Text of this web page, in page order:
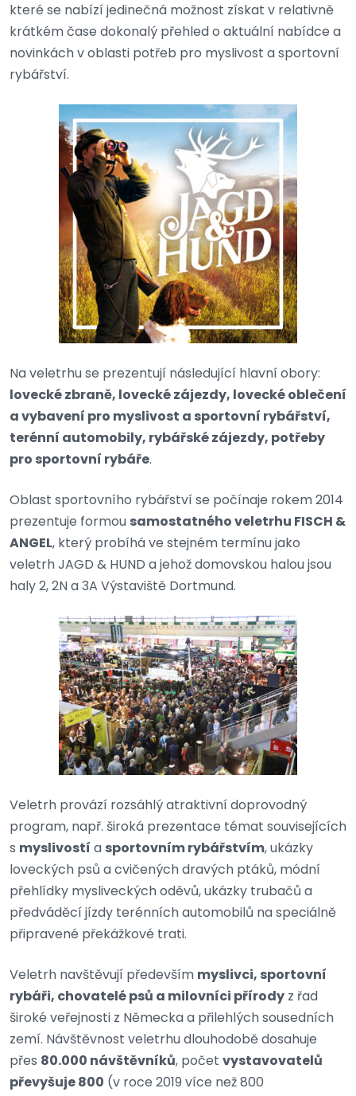
které se nabízí jedinečná možnost získat v relativně
krátkém čase dokonalý přehled o aktuální nabídce a
novinkách v oblasti potřeb pro myslivost a sportovní
rybářství.
Na veletrhu se prezentují následující hlavní obory:
lovecké zbraně, lovecké zájezdy, lovecké oblečení
a vybavení pro myslivost a sportovní rybářství,
terénní automobily, rybářské zájezdy, potřeby
pro sportovní rybáře.
Oblast sportovního rybářství se počínaje rokem 2014
prezentuje formou samostatného veletrhu FISCH &
ANGEL, který probíhá ve stejném termínu jako
veletrh JAGD & HUND a jehož domovskou halou jsou
haly 2, 2N a 3A Výstaviště Dortmund.
Veletrh provází rozsáhlý atraktivní doprovodný
program, např. široká prezentace témat souvisejících
s myslivostí a sportovním rybářstvím, ukázky
loveckých psů a cvičených dravých ptáků, módní
přehlídky mysliveckých oděvů, ukázky trubačů a
předváděcí jízdy terénních automobilů na speciálně
připravené překážkové trati.
Veletrh navštěvují především myslivci, sportovní
rybáři, chovatelé psů a milovníci přírody z řad
široké veřejnosti z Německa a přilehlých sousedních
zemí. Návštěvnost veletrhu dlouhodobě dosahuje
přes 80.000 návštěvníků, počet vystavovatelů
převyšuje 800 (v roce 2019 více než 800